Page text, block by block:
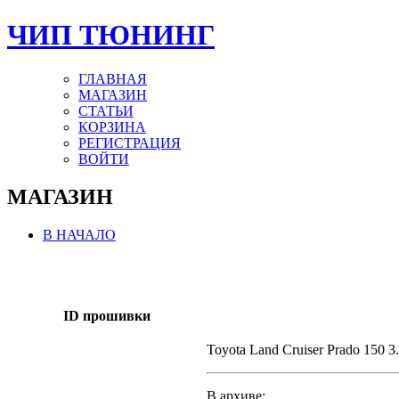
ЧИП ТЮНИНГ
ГЛАВНАЯ
МАГАЗИН
СТАТЬИ
КОРЗИНА
РЕГИСТРАЦИЯ
ВОЙТИ
МАГАЗИН
В НАЧАЛО
ID прошивки
Toyota Land Cruiser Prado 150
В архиве: